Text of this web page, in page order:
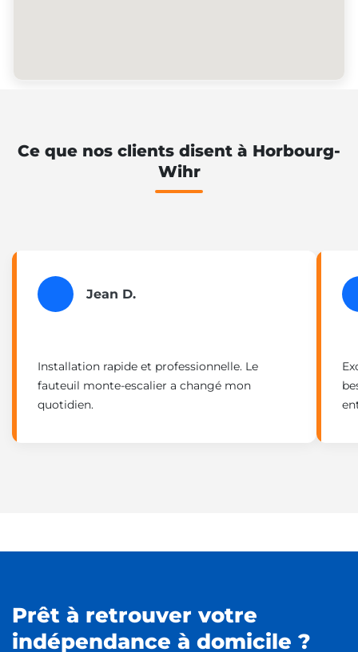
Ce que nos clients disent à Horbourg-
Wihr
Jean D.
Installation rapide et professionnelle. Le
fauteuil monte-escalier a changé mon
quotidien.
Prêt à retrouver votre
indépendance à domicile ?